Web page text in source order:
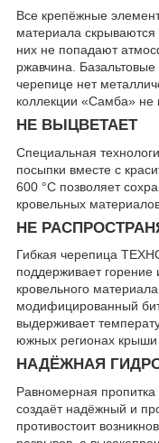
Все крепёжные
материала
них не попадают
ржавчина.
черепице нет
коллекции «Самба» не
НЕ ВЫЦВЕТАЕТ
Специальная
посыпки вместе с
600 °C позволяет
кровельных
НЕ
Гибкая черепица
поддерживает
кровельного
модифицированный
выдерживает
южных регионах
НАДЁЖНАЯ
Равномерная
создаёт надёжный и
противостоит